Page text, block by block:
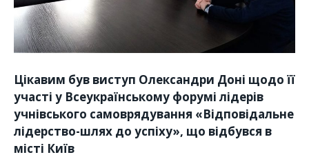
Цікавим був виступ Олександри Доні щодо її
участі у Всеукраїнському форумі лідерів
учнівського самоврядування «Відповідальне
лідерство-шлях до успіху», що відбувся в
місті Київ